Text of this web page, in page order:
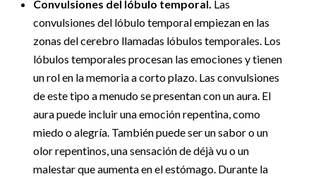
Convulsiones del lóbulo temporal. Las
convulsiones del lóbulo temporal empiezan en las
zonas del cerebro llamadas lóbulos temporales. Los
lóbulos temporales procesan las emociones y tienen
un rol en la memoria a corto plazo. Las convulsiones
de este tipo a menudo se presentan con un aura. El
aura puede incluir una emoción repentina, como
miedo o alegría. También puede ser un sabor o un
olor repentinos, una sensación de déjà vu o un
malestar que aumenta en el estómago. Durante la